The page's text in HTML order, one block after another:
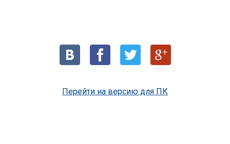
Перейти на версию для ПК